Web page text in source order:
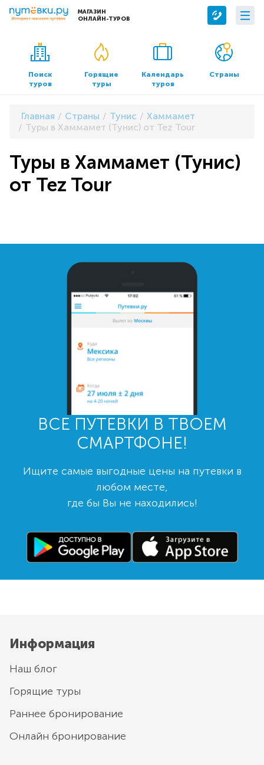
МАГАЗИН
ОНЛАЙН-ТУРОВ
Сервисы
Бронирование отелей
Трансфер
О компании
О нас
Контакты
Документы и реквизиты
Поиск
туров
Горящие
туры
Календарь
туров
Страны
Главная Страны Тунис
Хаммамет
Туры в Хаммамет (Тунис) от Tez Tour
Туры в Хаммамет (Тунис)
от Tez Tour
ВСЕ ПУТЕВКИ В ТВОЕМ
СМАРТФОНЕ!
Ищите самые выгодные цены на путевки в
любом месте,
где бы Вы не находились!
Информация
Наш блог
Горящие туры
Раннее бронирование
Онлайн бронирование